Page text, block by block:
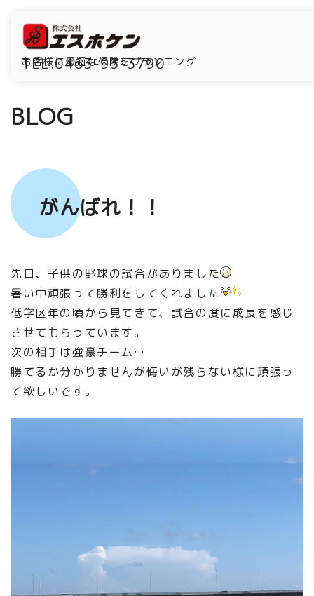
お客様に最適な保険をプランニング
TEL.0463-93-3790
BLOG
がんばれ！！
先日、子供の野球の試合がありました
暑い中頑張って勝利をしてくれました
低学区年の頃から見てきて、試合の度に成長を感じ
させてもらっています。
次の相手は強豪チーム…
勝てるか分かりませんが悔いが残らない様に頑張っ
て欲しいです。